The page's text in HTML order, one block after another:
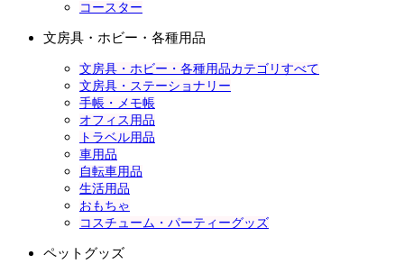
コースター
文房具・ホビー・各種用品
文房具・ホビー・各種用品カテゴリすべて
文房具・ステーショナリー
手帳・メモ帳
オフィス用品
トラベル用品
車用品
自転車用品
生活用品
おもちゃ
コスチューム・パーティーグッズ
ペットグッズ